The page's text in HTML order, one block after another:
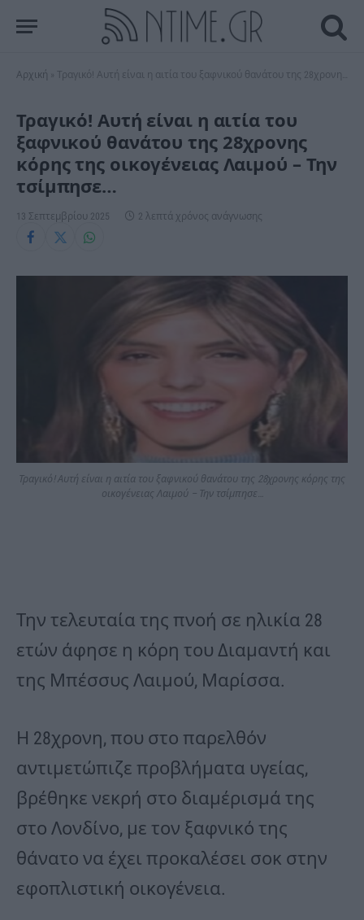
Αρχική Τραγικό! Αυτή είναι η αιτία του ξαφνικού θανάτου της 28χρονης κόρης της οικογένειας Λαιμού – Την τσίμπησε…
Τραγικό! Αυτή είναι η αιτία του
ξαφνικού θανάτου της 28χρονης
κόρης της οικογένειας Λαιμού – Την
τσίμπησε…
13 Σεπτεμβρίου 2025 2 λεπτά χρόνος ανάγνωσης
Τραγικό! Αυτή είναι η αιτία του ξαφνικού θανάτου της 28χρονης κόρης της
οικογένειας Λαιμού – Την τσίμπησε…
Την τελευταία της πνοή σε ηλικία 28
ετών άφησε η κόρη του Διαμαντή και
της Μπέσσυς Λαιμού, Μαρίσσα.
Η 28χρονη, που στο παρελθόν
αντιμετώπιζε προβλήματα υγείας,
βρέθηκε νεκρή στο διαμέρισμά της
στο Λονδίνο, με τον ξαφνικό της
θάνατο να έχει προκαλέσει σοκ στην
εφοπλιστική οικογένεια.